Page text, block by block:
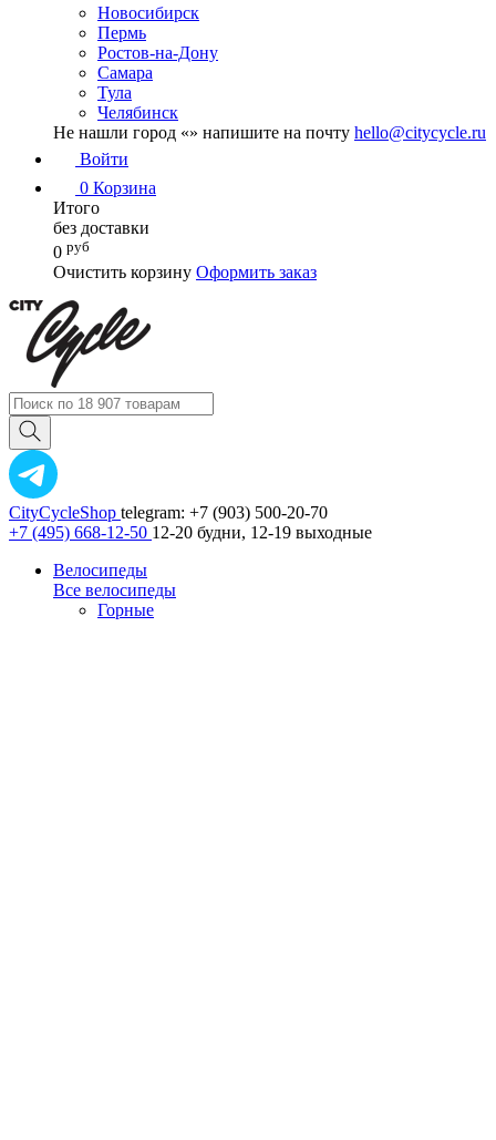
Новосибирск
Пермь
Ростов-на-Дону
Самара
Тула
Челябинск
Не нашли город «» напишите на почту hello@citycycle.ru
Войти
0 Корзина
Итого
без доставки
0 руб
Очистить корзину Оформить заказ
CityCycleShop telegram: +7 (903) 500-20-70
+7 (495) 668-12-50 12-20 будни, 12-19 выходные
Велосипеды
Все велосипеды
Горные